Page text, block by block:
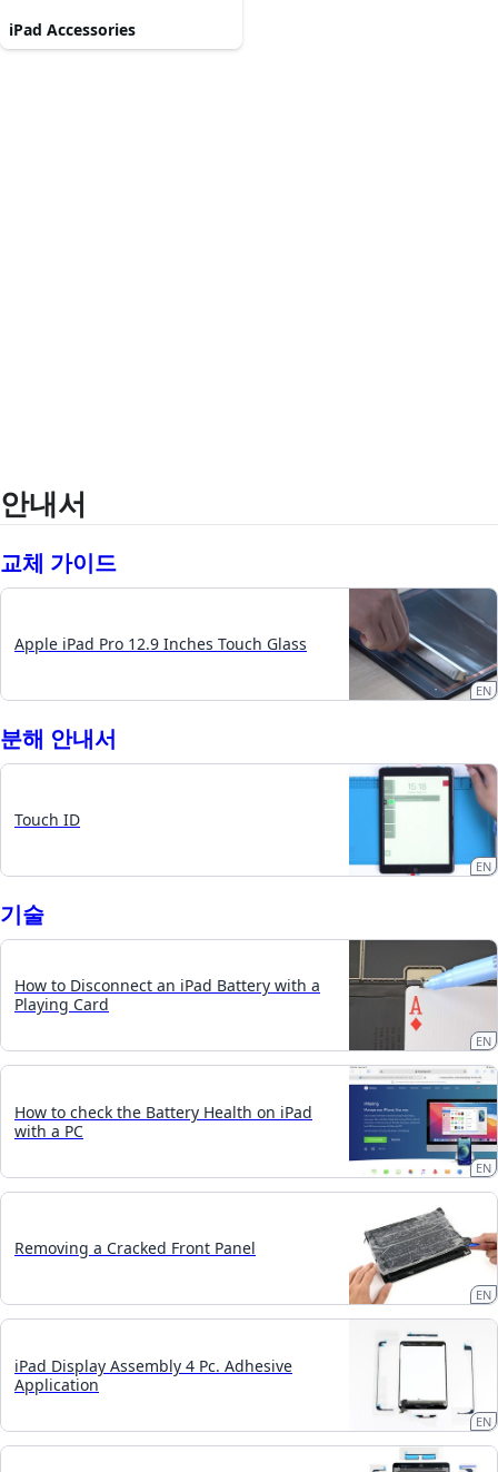
iPad Accessories
안내서
교체 가이드
Apple iPad Pro 12.9 Inches Touch Glass
EN
분해 안내서
Touch ID
EN
기술
How to Disconnect an iPad Battery with a
Playing Card
EN
How to check the Battery Health on iPad
with a PC
EN
Removing a Cracked Front Panel
EN
iPad Display Assembly 4 Pc. Adhesive
Application
EN